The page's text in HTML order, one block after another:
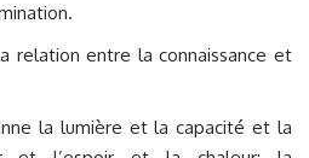
relation entre la connaissance et
la lumière et la capacité et la